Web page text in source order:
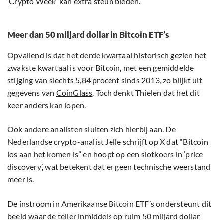
Meer dan 50 miljard dollar in Bitcoin ETF’s
Opvallend is dat het derde kwartaal historisch gezien het
zwakste kwartaal is voor Bitcoin, met een gemiddelde
stijging van slechts 5,84 procent sinds 2013, zo blijkt uit
gegevens van CoinGlass. Toch denkt Thielen dat het dit
keer anders kan lopen.
Ook andere analisten sluiten zich hierbij aan. De
Nederlandse crypto-analist Jelle schrijft op X dat “Bitcoin
los aan het komen is” en hoopt op een slotkoers in ‘price
discovery’, wat betekent dat er geen technische weerstand
meer is.
De instroom in Amerikaanse Bitcoin ETF’s ondersteunt dit
beeld waar de teller inmiddels op ruim 50 miljard dollar